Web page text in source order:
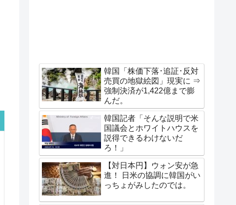
韓国「株価下落･追証･反対
売買の地獄絵図」現実に ⇒
強制決済が1,422億まで膨
んだ。
韓国記者「そんな説明で米
国議会とホワイトハウスを
説得できるわけないだ
ろ！」
【対日本円】ウォン安が急
進！ 日米の協調に韓国がい
っちょがみしたのでは。